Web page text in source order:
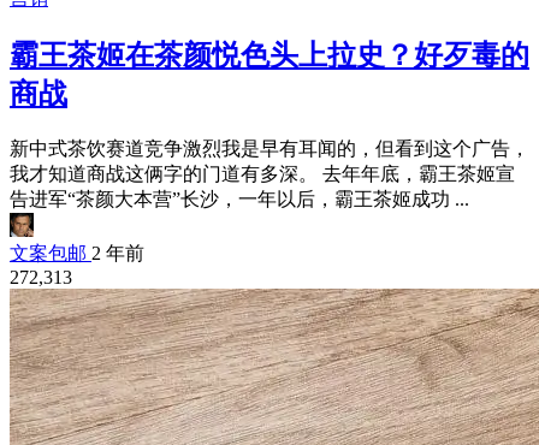
霸王茶姬在茶颜悦色头上拉史？好歹毒的
商战
新中式茶饮赛道竞争激烈我是早有耳闻的，但看到这个广告，
我才知道商战这俩字的门道有多深。 去年年底，霸王茶姬宣
告进军“茶颜大本营”长沙，一年以后，霸王茶姬成功 ...
文案包邮 2 年前
272,313